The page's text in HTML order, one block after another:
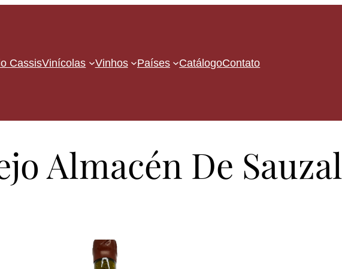
CassisVinícolas Vinhos Países CatálogoContato
Almacén De Sauzal